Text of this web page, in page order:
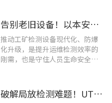
警。
告别老旧设备！以本安型防爆产品矩阵与合规检测，守住工矿安全底线
推动工矿检测设备现代化、防爆
化升级，是提升运维检测效率的
刚需，也是守住人员生命安全、
破解局放检测难题！UT568B手持式声学成像仪让隐患“可视化”